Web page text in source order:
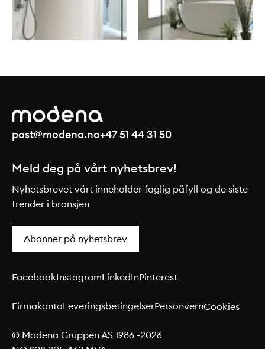
post@modena.no+47 51 44 31 50
Meld deg på vårt nyhetsbrev!
Nyhetsbrevet vårt inneholder faglig påfyll og de siste
trender i bransjen
Abonner på nyhetsbrev
© Modena Gruppen AS 1986 -2026
FacebookInstagramLinkedInPinterest
FirmakontoLeveringsbetingelserPersonvernCookies